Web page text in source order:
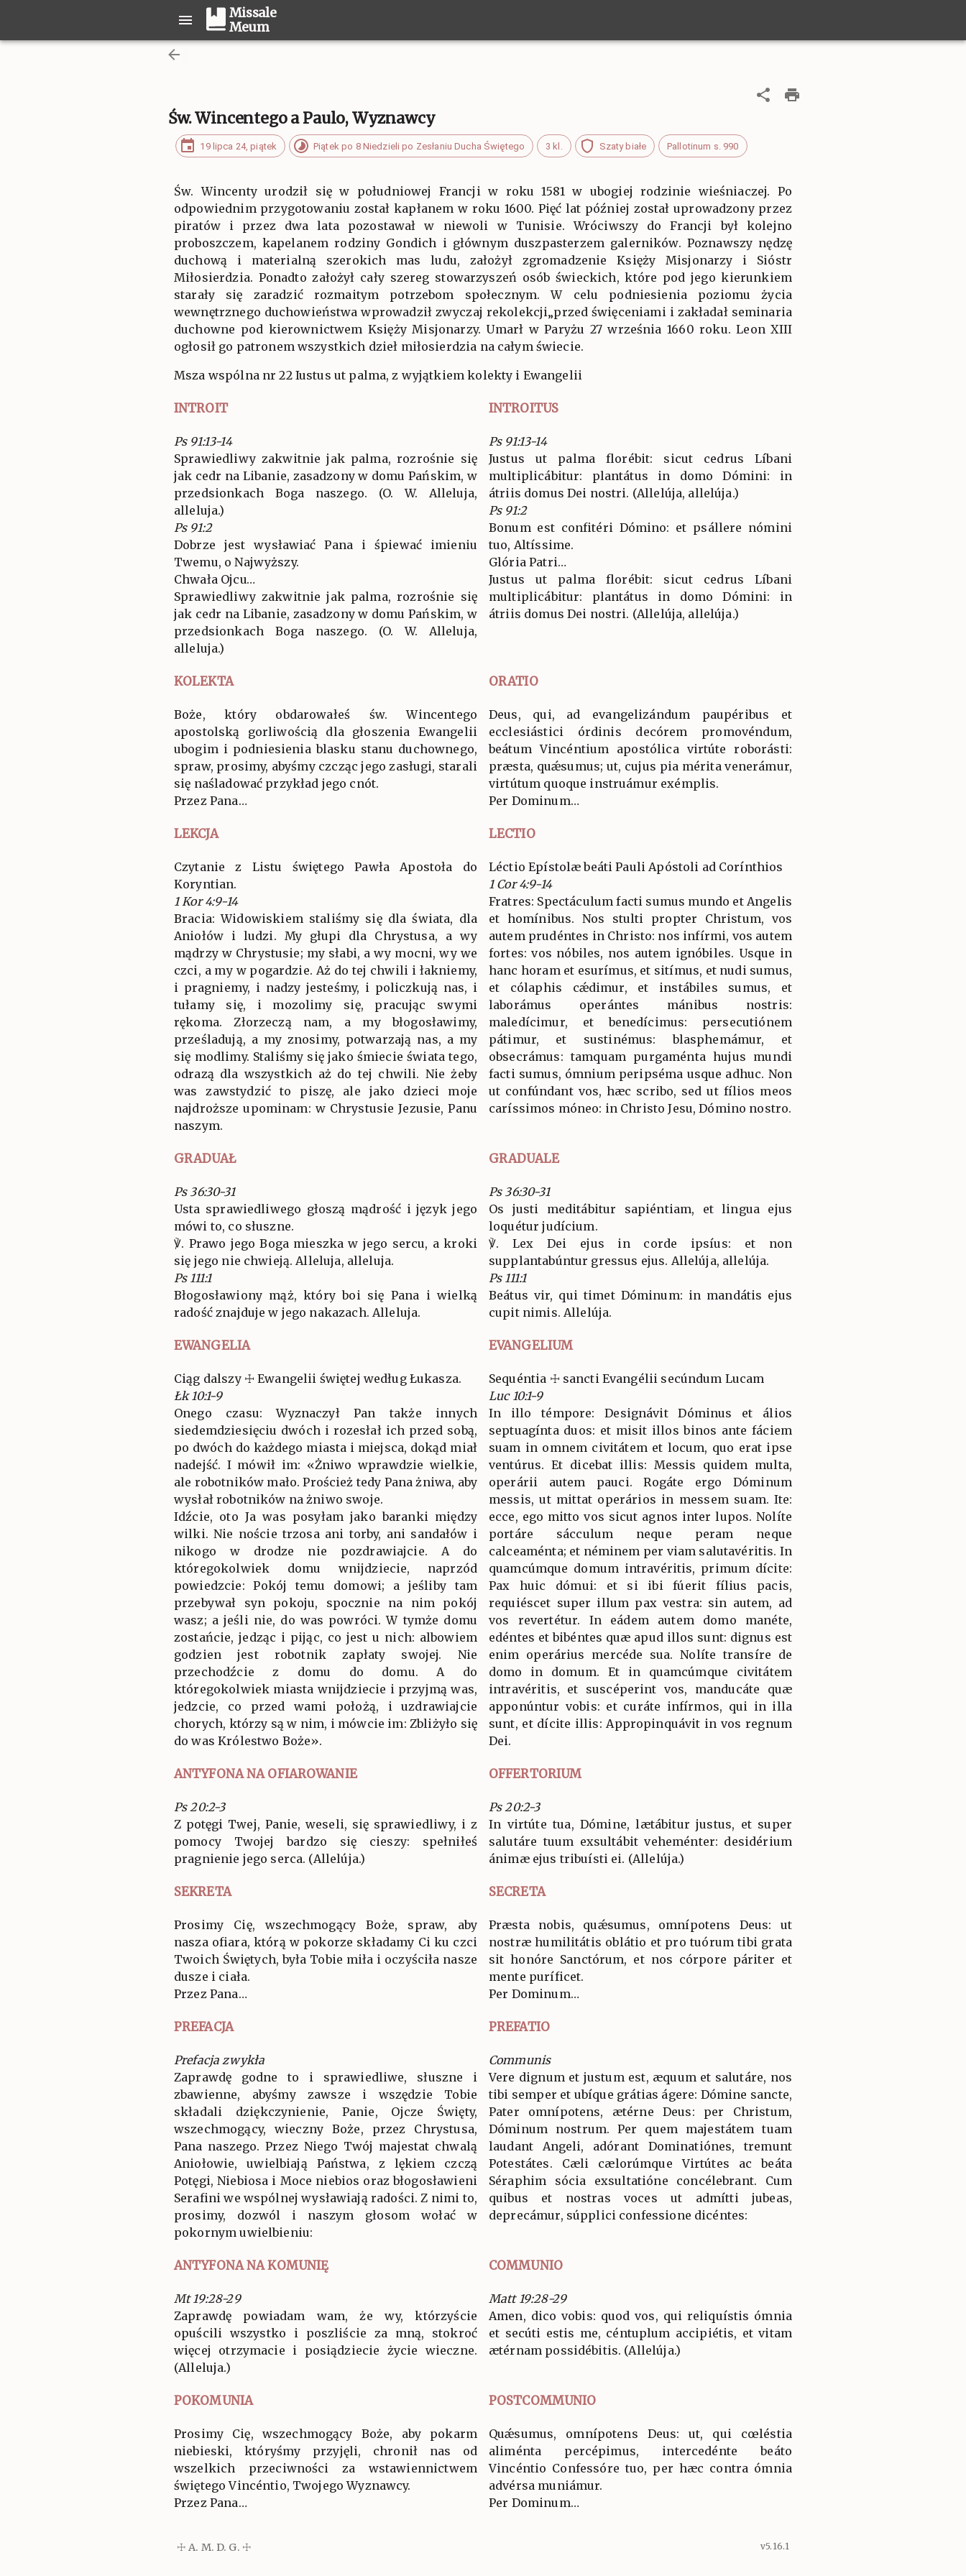
Missale
Meum
Św. Wincentego a Paulo, Wyznawcy
19 lipca 24, piątek Piątek po 8 Niedzieli po Zesłaniu Ducha Świętego 3 kl. Szaty białe Pallotinum s. 990
Św. Wincenty urodził się w południowej Francji w roku 1581 w ubogiej rodzinie wieśniaczej. Po
odpowiednim przygotowaniu został kapłanem w roku 1600. Pięć lat później został uprowadzony przez
piratów i przez dwa lata pozostawał w niewoli w Tunisie. Wróciwszy do Francji był kolejno
proboszczem, kapelanem rodziny Gondich i głównym duszpasterzem galerników. Poznawszy nędzę
duchową i materialną szerokich mas ludu, założył zgromadzenie Księży Misjonarzy i Sióstr
Miłosierdzia. Ponadto założył cały szereg stowarzyszeń osób świeckich, które pod jego kierunkiem
starały się zaradzić rozmaitym potrzebom społecznym. W celu podniesienia poziomu życia
wewnętrznego duchowieństwa wprowadził zwyczaj rekolekcji„przed święceniami i zakładał seminaria
duchowne pod kierownictwem Księży Misjonarzy. Umarł w Paryżu 27 września 1660 roku. Leon XIII
ogłosił go patronem wszystkich dzieł miłosierdzia na całym świecie.
Msza wspólna nr 22 Iustus ut palma, z wyjątkiem kolekty i Ewangelii
INTROIT INTROITUS
Ps 91:13-14
Sprawiedliwy zakwitnie jak palma, rozrośnie się
jak cedr na Libanie, zasadzony w domu Pańskim, w
przedsionkach Boga naszego. (O. W. Alleluja,
alleluja.)
Ps 91:2
Dobrze jest wysławiać Pana i śpiewać imieniu
Twemu, o Najwyższy.
Chwała Ojcu…
Sprawiedliwy zakwitnie jak palma, rozrośnie się
jak cedr na Libanie, zasadzony w domu Pańskim, w
przedsionkach Boga naszego. (O. W. Alleluja,
alleluja.)
Ps 91:13-14
Justus ut palma florébit: sicut cedrus Líbani
multiplicábitur: plantátus in domo Dómini: in
átriis domus Dei nostri. (Allelúja, allelúja.)
Ps 91:2
Bonum est confitéri Dómino: et psállere nómini
tuo, Altíssime.
Glória Patri…
Justus ut palma florébit: sicut cedrus Líbani
multiplicábitur: plantátus in domo Dómini: in
átriis domus Dei nostri. (Allelúja, allelúja.)
KOLEKTA ORATIO
Boże, który obdarowałeś św. Wincentego
apostolską gorliwością dla głoszenia Ewangelii
ubogim i podniesienia blasku stanu duchownego,
spraw, prosimy, abyśmy czcząc jego zasługi, starali
się naśladować przykład jego cnót.
Przez Pana…
Deus, qui, ad evangelizándum paupéribus et
ecclesiástici órdinis decórem promovéndum,
beátum Vincéntium apostólica virtúte roborásti:
præsta, quǽsumus; ut, cujus pia mérita venerámur,
virtútum quoque instruámur exémplis.
Per Dominum…
LEKCJA LECTIO
Czytanie z Listu świętego Pawła Apostoła do
Koryntian.
1 Kor 4:9-14
Bracia: Widowiskiem staliśmy się dla świata, dla
Aniołów i ludzi. My głupi dla Chrystusa, a wy
mądrzy w Chrystusie; my słabi, a wy mocni, wy we
czci, a my w pogardzie. Aż do tej chwili i łakniemy,
i pragniemy, i nadzy jesteśmy, i policzkują nas, i
tułamy się, i mozolimy się, pracując swymi
rękoma. Złorzeczą nam, a my błogosławimy,
prześladują, a my znosimy, potwarzają nas, a my
się modlimy. Staliśmy się jako śmiecie świata tego,
odrazą dla wszystkich aż do tej chwili. Nie żeby
was zawstydzić to piszę, ale jako dzieci moje
najdroższe upominam: w Chrystusie Jezusie, Panu
naszym.
Léctio Epístolæ beáti Pauli Apóstoli ad Corínthios
1 Cor 4:9-14
Fratres: Spectáculum facti sumus mundo et Angelis
et homínibus. Nos stulti propter Christum, vos
autem prudéntes in Christo: nos infírmi, vos autem
fortes: vos nóbiles, nos autem ignóbiles. Usque in
hanc horam et esurímus, et sitímus, et nudi sumus,
et cólaphis cǽdimur, et instábiles sumus, et
laborámus operántes mánibus nostris:
maledícimur, et benedícimus: persecutiónem
pátimur, et sustinémus: blasphemámur, et
obsecrámus: tamquam purgaménta hujus mundi
facti sumus, ómnium peripséma usque adhuc. Non
ut confúndant vos, hæc scribo, sed ut fílios meos
caríssimos móneo: in Christo Jesu, Dómino nostro.
GRADUAŁ GRADUALE
Ps 36:30-31
Usta sprawiedliwego głoszą mądrość i język jego
mówi to, co słuszne.
℣. Prawo jego Boga mieszka w jego sercu, a kroki
się jego nie chwieją. Alleluja, alleluja.
Ps 111:1
Błogosławiony mąż, który boi się Pana i wielką
radość znajduje w jego nakazach. Alleluja.
Ps 36:30-31
Os justi meditábitur sapiéntiam, et lingua ejus
loquétur judícium.
℣. Lex Dei ejus in corde ipsíus: et non
supplantabúntur gressus ejus. Allelúja, allelúja.
Ps 111:1
Beátus vir, qui timet Dóminum: in mandátis ejus
cupit nimis. Allelúja.
EWANGELIA EVANGELIUM
Ciąg dalszy ☩ Ewangelii świętej według Łukasza.
Łk 10:1-9
Onego czasu: Wyznaczył Pan także innych
siedemdziesięciu dwóch i rozesłał ich przed sobą,
po dwóch do każdego miasta i miejsca, dokąd miał
nadejść. I mówił im: «Żniwo wprawdzie wielkie,
ale robotników mało. Proścież tedy Pana żniwa, aby
wysłał robotników na żniwo swoje.
Idźcie, oto Ja was posyłam jako baranki między
wilki. Nie noście trzosa ani torby, ani sandałów i
nikogo w drodze nie pozdrawiajcie. A do
któregokolwiek domu wnijdziecie, naprzód
powiedzcie: Pokój temu domowi; a jeśliby tam
przebywał syn pokoju, spocznie na nim pokój
wasz; a jeśli nie, do was powróci. W tymże domu
zostańcie, jedząc i pijąc, co jest u nich: albowiem
godzien jest robotnik zapłaty swojej. Nie
przechodźcie z domu do domu. A do
któregokolwiek miasta wnijdziecie i przyjmą was,
jedzcie, co przed wami położą, i uzdrawiajcie
chorych, którzy są w nim, i mówcie im: Zbliżyło się
do was Królestwo Boże».
Sequéntia ☩ sancti Evangélii secúndum Lucam
Luc 10:1-9
In illo témpore: Designávit Dóminus et álios
septuagínta duos: et misit illos binos ante fáciem
suam in omnem civitátem et locum, quo erat ipse
ventúrus. Et dicebat illis: Messis quidem multa,
operárii autem pauci. Rogáte ergo Dóminum
messis, ut mittat operários in messem suam. Ite:
ecce, ego mitto vos sicut agnos inter lupos. Nolíte
portáre sácculum neque peram neque
calceaménta; et néminem per viam salutavéritis. In
quamcúmque domum intravéritis, primum dícite:
Pax huic dómui: et si ibi fúerit fílius pacis,
requiéscet super illum pax vestra: sin autem, ad
vos revertétur. In eádem autem domo manéte,
edéntes et bibéntes quæ apud illos sunt: dignus est
enim operárius mercéde sua. Nolíte transíre de
domo in domum. Et in quamcúmque civitátem
intravéritis, et suscéperint vos, manducáte quæ
apponúntur vobis: et curáte infírmos, qui in illa
sunt, et dícite illis: Appropinquávit in vos regnum
Dei.
ANTYFONA NA OFIAROWANIE OFFERTORIUM
Ps 20:2-3
Z potęgi Twej, Panie, weseli, się sprawiedliwy, i z
pomocy Twojej bardzo się cieszy: spełniłeś
pragnienie jego serca. (Allelúja.)
Ps 20:2-3
In virtúte tua, Dómine, lætábitur justus, et super
salutáre tuum exsultábit veheménter: desidérium
ánimæ ejus tribuísti ei. (Allelúja.)
SEKRETA SECRETA
Prosimy Cię, wszechmogący Boże, spraw, aby
nasza ofiara, którą w pokorze składamy Ci ku czci
Twoich Świętych, była Tobie miła i oczyściła nasze
dusze i ciała.
Przez Pana…
Præsta nobis, quǽsumus, omnípotens Deus: ut
nostræ humilitátis oblátio et pro tuórum tibi grata
sit honóre Sanctórum, et nos córpore páriter et
mente puríficet.
Per Dominum…
PREFACJA PREFATIO
Prefacja zwykła
Zaprawdę godne to i sprawiedliwe, słuszne i
zbawienne, abyśmy zawsze i wszędzie Tobie
składali dziękczynienie, Panie, Ojcze Święty,
wszechmogący, wieczny Boże, przez Chrystusa,
Pana naszego. Przez Niego Twój majestat chwalą
Aniołowie, uwielbiają Państwa, z lękiem czczą
Potęgi, Niebiosa i Moce niebios oraz błogosławieni
Serafini we wspólnej wysławiają radości. Z nimi to,
prosimy, dozwól i naszym głosom wołać w
pokornym uwielbieniu:
Communis
Vere dignum et justum est, æquum et salutáre, nos
tibi semper et ubíque grátias ágere: Dómine sancte,
Pater omnípotens, ætérne Deus: per Christum,
Dóminum nostrum. Per quem majestátem tuam
laudant Angeli, adórant Dominatiónes, tremunt
Potestátes. Cæli cælorúmque Virtútes ac beáta
Séraphim sócia exsultatióne concélebrant. Cum
quibus et nostras voces ut admítti jubeas,
deprecámur, súpplici confessione dicéntes:
ANTYFONA NA KOMUNIĘ COMMUNIO
Mt 19:28-29
Zaprawdę powiadam wam, że wy, którzyście
opuścili wszystko i poszliście za mną, stokroć
więcej otrzymacie i posiądziecie życie wieczne.
(Alleluja.)
Matt 19:28-29
Amen, dico vobis: quod vos, qui reliquístis ómnia
et secúti estis me, céntuplum accipiétis, et vitam
ætérnam possidébitis. (Allelúja.)
POKOMUNIA POSTCOMMUNIO
Prosimy Cię, wszechmogący Boże, aby pokarm
niebieski, któryśmy przyjęli, chronił nas od
wszelkich przeciwności za wstawiennictwem
świętego Vincéntio, Twojego Wyznawcy.
Przez Pana…
Quǽsumus, omnípotens Deus: ut, qui cœléstia
aliménta percépimus, intercedénte beáto
Vincéntio Confessóre tuo, per hæc contra ómnia
advérsa muniámur.
Per Dominum…
☩ A. M. D. G. ☩ v5.16.1